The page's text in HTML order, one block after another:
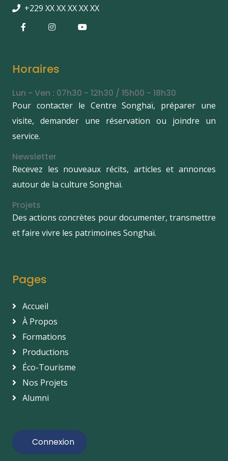
+229 XX XX XX XX XX
Horaires
Lun - Ven : 07h30 - 12h30 / 15h00 - 18h30
Pour contacter le Centre Songhaï, préparer une
visite, demander une réservation ou joindre un
service.
Newsletter
Recevez les nouveaux récits, articles et annonces
autour de la culture Songhaï.
Projets
Des actions concrètes pour documenter, transmettre
et faire vivre les patrimoines Songhaï.
Pages
Accueil
À Propos
Formations
Productions
Éco-Tourisme
Nos Projets
Alumni
Connexion